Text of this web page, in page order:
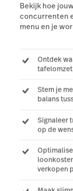
Bekijk hoe
concurrenten
menu en je
Ontdek
Stem je
balans
Signaleer
op de
verkopen